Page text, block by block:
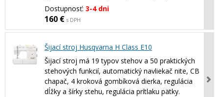
Dostupnosť: 3-4 dni
160 € s DPH
Šijací stroj Husqvarna H Class E10
Šijací stroj má 19 typov stehov a 50 praktických
stehových funkcií, automatický navliekač nite, CB
chapač, 4 kroková gombíková dierka, regulácia
dĺžky a šírky stehu, regulácia prítlaku pätky.